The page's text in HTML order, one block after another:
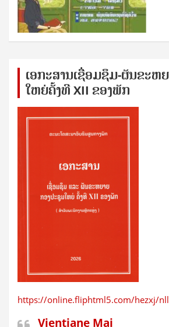
ເອກ​ະ​ສານ​ເຊ​ື່ອມ​ຊ​ຶມ-ຜັນ​ຂະ​ຫ​
ໃຫຍ່​ຄັ້ງ​ທີ XII ຂອງ​ພັກ
https://online.fliphtml5.com/hezxj/
Vientiane Mai